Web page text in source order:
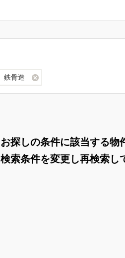
鉄骨造
お探しの条件に該当する物
検索条件を変更し再検索し